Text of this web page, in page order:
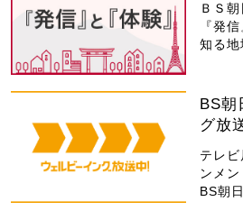
ＢＳ
『発
知る地
BS朝
グ放
テレ
ンメ
BS朝